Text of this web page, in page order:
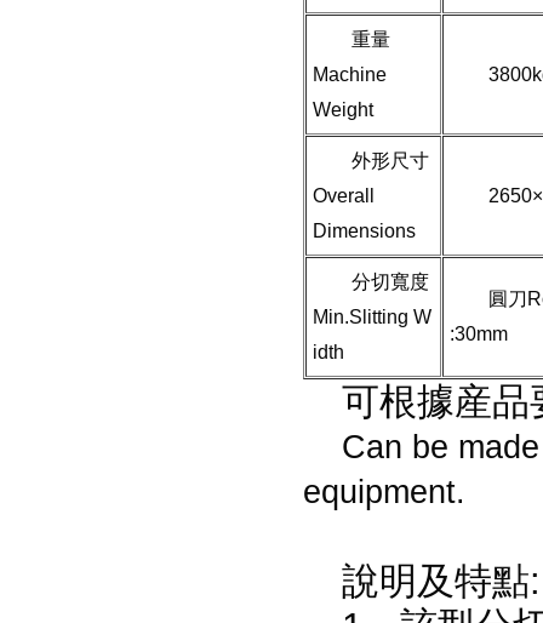
重量
Machine
Weight
外形尺寸
Overall
Dimensions
分切寬度
Min.Slitting W
idth
圓刀
:30mm
可根據産品
Can be
equipment.
說明及特點: